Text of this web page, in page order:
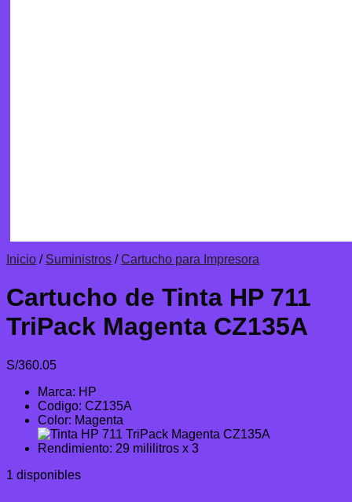
Inicio / Suministros / Cartucho para Impresora
Cartucho de Tinta HP 711
TriPack Magenta CZ135A
S/360.05
Marca: HP
Codigo: CZ135A
Color: Magenta
Rendimiento: 29 mililitros x 3
1 disponibles